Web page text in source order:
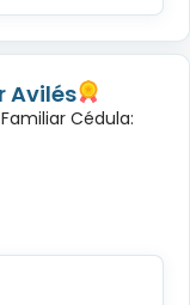
Avilés
Cédula: